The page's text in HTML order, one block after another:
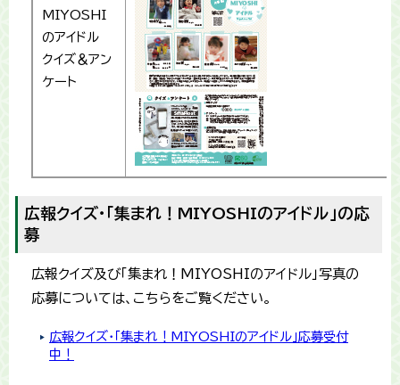
MIYOSHI
のアイドル
クイズ＆アン
ケート
広報クイズ・「集まれ！MIYOSHIのアイドル」の応
募
広報クイズ及び「集まれ！MIYOSHIのアイドル」写真の
応募については、こちらをご覧ください。
広報クイズ・「集まれ！MIYOSHIのアイドル」応募受付
中！